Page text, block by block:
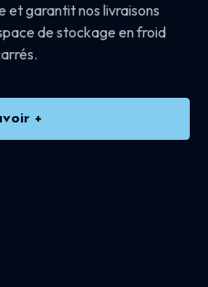
et garantit nos livraisons
de stockage en froid
+